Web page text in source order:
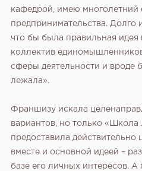
кафедрой, имею многолетний
предпринимательства. Долго
что бы была правильная идея
коллектив
сферы деятельности и вроде
лежала».
Франшизу искала
вариантов, но только «Школа
предоставила
вместе и основной идеей –
базе его личных интересов.